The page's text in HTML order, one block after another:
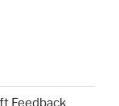
Feedback